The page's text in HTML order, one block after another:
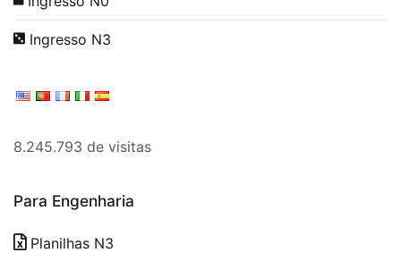
Ingresso N3
8.245.793 de visitas
Para Engenharia
Planilhas N3